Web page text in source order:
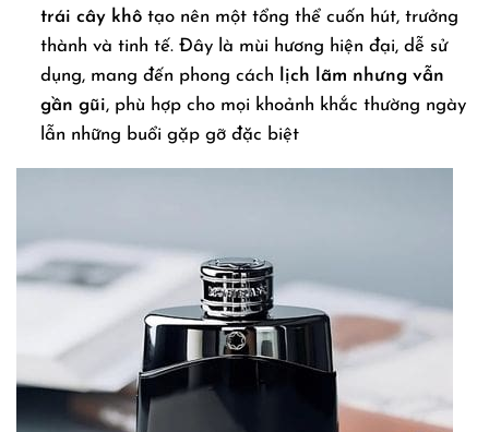
trái cây khô tạo nên một tổng thể cuốn hút, trưởng
thành và tinh tế. Đây là mùi hương hiện đại, dễ sử
dụng, mang đến phong cách
lịch lãm nhưng vẫn
gần gũi, phù hợp cho mọi khoảnh khắc thường ngày
lẫn những buổi gặp gỡ đặc biệt